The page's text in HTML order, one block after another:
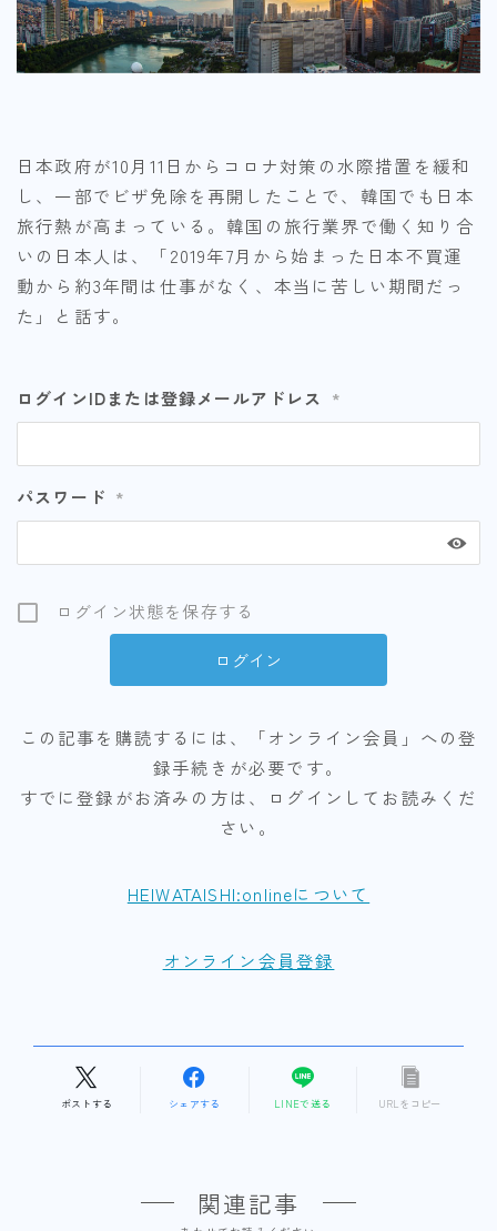
日本政府が10月11日からコロナ対策の水際措置を緩和
し、一部でビザ免除を再開したことで、韓国でも日本
旅行熱が高まっている。韓国の旅行業界で働く知り合
いの日本人は、「2019年7月から始まった日本不買運
動から約3年間は仕事がなく、本当に苦しい期間だっ
た」と話す。
ログインIDまたは登録メールアドレス *
パスワード *
ログイン状態を保存する
この記事を購読するには、「オンライン会員」への登
録手続きが必要です。
すでに登録がお済みの方は、ログインしてお読みくだ
さい。
HEIWATAISHI:onlineについて
オンライン会員登録
ポストする シェアする LINEで送る URLをコピー
関連記事